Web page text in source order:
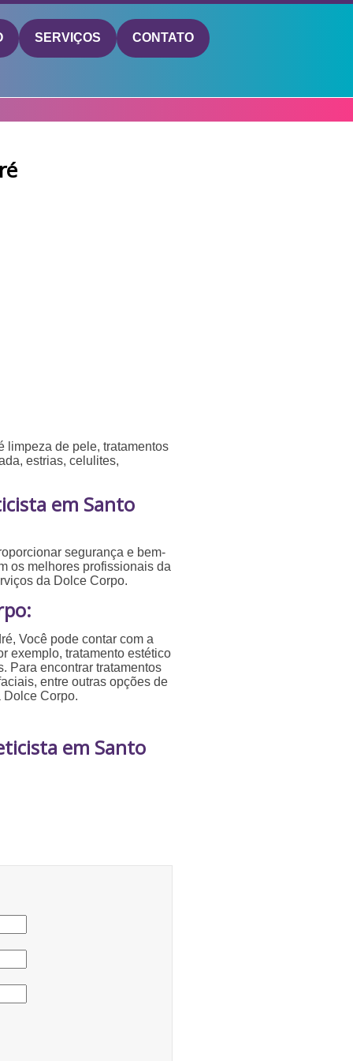
SERVIÇOS CONTATO
limpeza de pele, tratamentos
estrias, celulites,
em Santo
segurança e bem-
os melhores profissionais da
da Dolce Corpo.
Você pode contar com a
exemplo, tratamento estético
Para encontrar tratamentos
entre outras opções de
Dolce Corpo.
em Santo